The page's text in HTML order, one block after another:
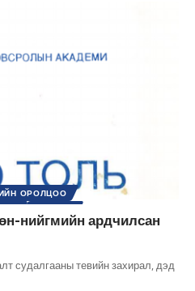
ОРОЛЦОО
ШИНЭ ТОЛЬ СЭТГҮҮЛ
нийгмийн ардчилсан
судалгааны тевийн захирал, дэд